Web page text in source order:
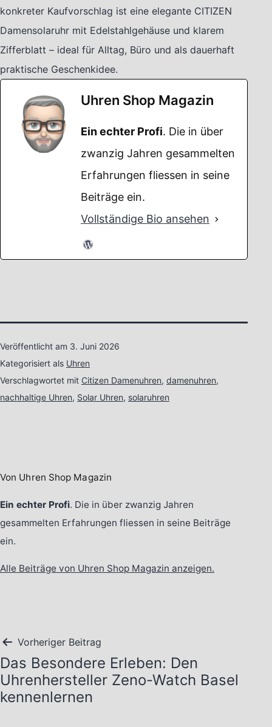
konkreter Kaufvorschlag ist eine elegante CITIZEN
Damensolaruhr mit Edelstahlgehäuse und klarem
Zifferblatt – ideal für Alltag, Büro und als dauerhaft
praktische Geschenkidee.
Uhren Shop Magazin
Ein echter Profi. Die in über
zwanzig Jahren gesammelten
Erfahrungen fliessen in seine
Beiträge ein.
Vollständige Bio ansehen
Veröffentlicht am 3. Juni 2026
Kategorisiert als Uhren
Verschlagwortet mit Citizen Damenuhren, damenuhren,
nachhaltige Uhren, Solar Uhren, solaruhren
Von Uhren Shop Magazin
Ein echter Profi. Die in über zwanzig Jahren
gesammelten Erfahrungen fliessen in seine Beiträge
ein.
Alle Beiträge von Uhren Shop Magazin anzeigen.
Beitragsnavigation
Vorheriger Beitrag
Das Besondere Erleben: Den
Uhrenhersteller Zeno-Watch Basel
kennenlernen